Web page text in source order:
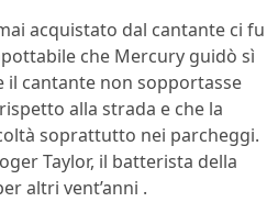
acquistato dal cantante ci fu
che Mercury guidò sì
il cantante non sopportasse
alla strada e che la
soprattutto nei parcheggi.
Taylor, il batterista della
altri vent’anni .